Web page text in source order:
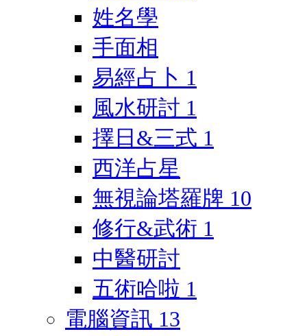
姓名學
手面相
易經占卜 1
風水研討 1
擇日&三式 1
西洋占星
無視論塔羅牌 10
修行&武術 1
中醫研討
五術哈啦 1
電腦資訊 13